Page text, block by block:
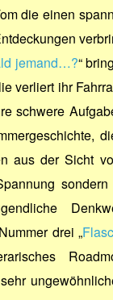
die einen
jemand…?“
verliert ihr
schwere
aus der Sicht
drei „